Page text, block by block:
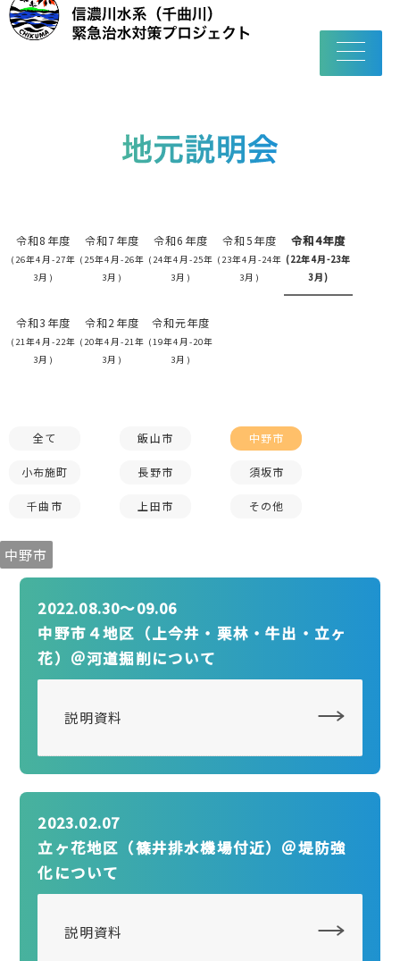
toggle
令和8年度
(26年4月-27年
3月)
令和7年度
(25年4月-26年
3月)
令和6年度
(24年4月-25年
3月)
令和5年度
(23年4月-24年
3月)
令和4年度
(22年4月-23年
3月)
令和3年度
(21年4月-22年
3月)
令和2年度
(20年4月-21年
3月)
令和元年度
(19年4月-20年
3月)
全て 飯山市 中野市
小布施町 長野市 須坂市
千曲市 上田市 その他
中野市
2022.08.30〜09.06
中野市４地区（上今井・栗林・牛出・立ヶ
花）＠河道掘削について
説明資料
2023.02.07
立ヶ花地区（篠井排水機場付近）＠堤防強
化について
説明資料